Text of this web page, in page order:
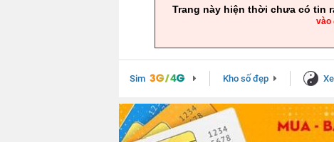
Trang này hiện thời chưa có tin
vào
Sim Kho số đẹp